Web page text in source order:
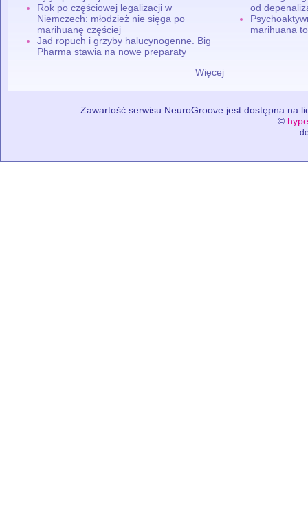
Rok po częściowej legalizacji w
Niemczech: młodzież nie sięga po
marihuanę częściej
Jad ropuch i grzyby halucynogenne. Big
Pharma stawia na nowe preparaty
Więcej
od
marihuana
Zawartość serwisu NeuroGroove jest dostępna na
©